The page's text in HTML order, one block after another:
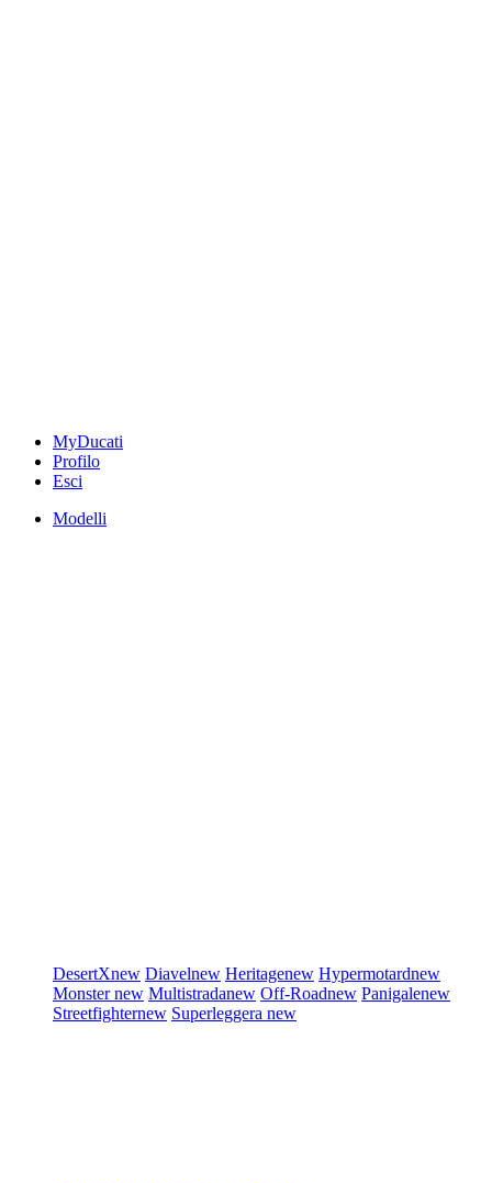
MyDucati
Profilo
Esci
Modelli
DesertXnew Diavelnew Heritagenew Hypermotardnew
Monsternew Multistradanew Off-Roadnew Panigalenew
Streetfighternew Superleggera new